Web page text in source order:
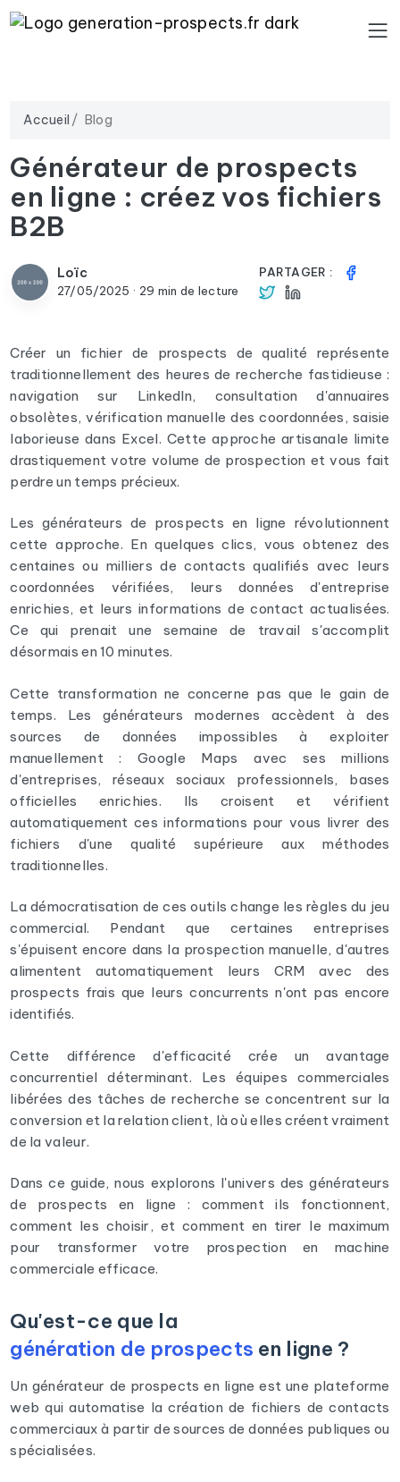
Accueil Blog
Générateur de prospects
en ligne : créez vos fichiers
B2B
Loïc
27/05/2025 · 29 min de lecture
PARTAGER :
Créer un fichier de prospects de qualité représente
traditionnellement des heures de recherche fastidieuse :
navigation sur LinkedIn, consultation d'annuaires
obsolètes, vérification manuelle des coordonnées, saisie
laborieuse dans Excel. Cette approche artisanale limite
drastiquement votre volume de prospection et vous fait
perdre un temps précieux.
Les générateurs de prospects en ligne révolutionnent
cette approche. En quelques clics, vous obtenez des
centaines ou milliers de contacts qualifiés avec leurs
coordonnées vérifiées, leurs données d'entreprise
enrichies, et leurs informations de contact actualisées.
Ce qui prenait une semaine de travail s'accomplit
désormais en 10 minutes.
Cette transformation ne concerne pas que le gain de
temps. Les générateurs modernes accèdent à des
sources de données impossibles à exploiter
manuellement : Google Maps avec ses millions
d'entreprises, réseaux sociaux professionnels, bases
officielles enrichies. Ils croisent et vérifient
automatiquement ces informations pour vous livrer des
fichiers d'une qualité supérieure aux méthodes
traditionnelles.
La démocratisation de ces outils change les règles du jeu
commercial. Pendant que certaines entreprises
s'épuisent encore dans la prospection manuelle, d'autres
alimentent automatiquement leurs CRM avec des
prospects frais que leurs concurrents n'ont pas encore
identifiés.
Cette différence d'efficacité crée un avantage
concurrentiel déterminant. Les équipes commerciales
libérées des tâches de recherche se concentrent sur la
conversion et la relation client, là où elles créent vraiment
de la valeur.
Dans ce guide, nous explorons l'univers des générateurs
de prospects en ligne : comment ils fonctionnent,
comment les choisir, et comment en tirer le maximum
pour transformer votre prospection en machine
commerciale efficace.
Qu'est-ce que la
génération de prospects en ligne ?
Un générateur de prospects en ligne est une plateforme
web qui automatise la création de fichiers de contacts
commerciaux à partir de sources de données publiques ou
spécialisées.